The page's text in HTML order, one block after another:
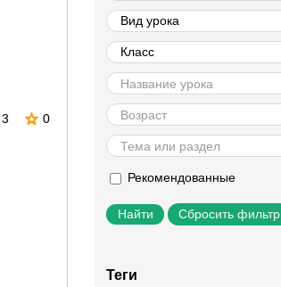
3 0
Вид урока
Класс
Рекомендованные
Сбросить фильтр
Теги